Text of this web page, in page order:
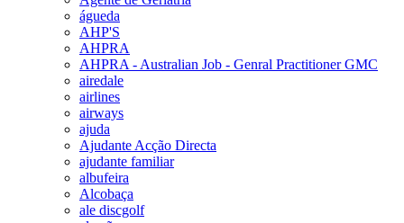
águeda
AHP'S
AHPRA
AHPRA - Australian Job - Genral Practitioner GMC
airedale
airlines
airways
ajuda
Ajudante Acção Directa
ajudante familiar
albufeira
Alcobaça
ale discgolf